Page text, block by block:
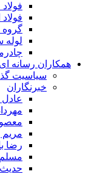
گروه
لوله
همکاران رسانه ای
سیاسیت
خبرنگاران
عادل
مریم
رضا
مسلم